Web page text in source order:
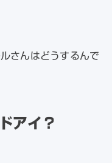
さんはどうするんで
アイ？